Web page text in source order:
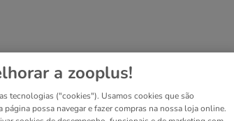
a zooplus!
tecnologias ("cookies"). Usamos cookies que são
possa navegar e fazer compras na nossa loja online.